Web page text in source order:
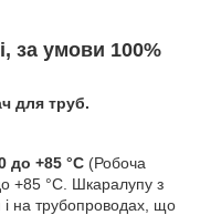
за умови 100%
для труб.
до +85 °С (Робоча
+85 °С. Шкаралупу з
і на трубопроводах, що